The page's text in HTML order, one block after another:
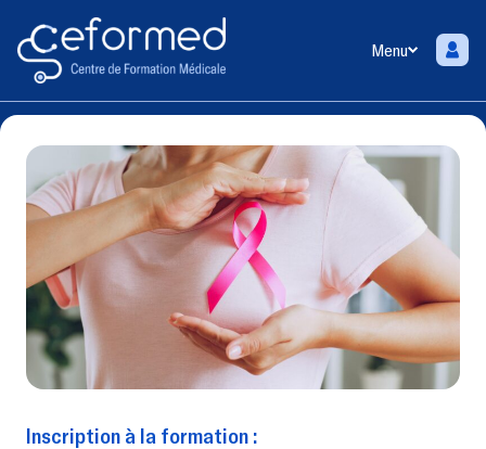
Menu
Inscription à la formation :